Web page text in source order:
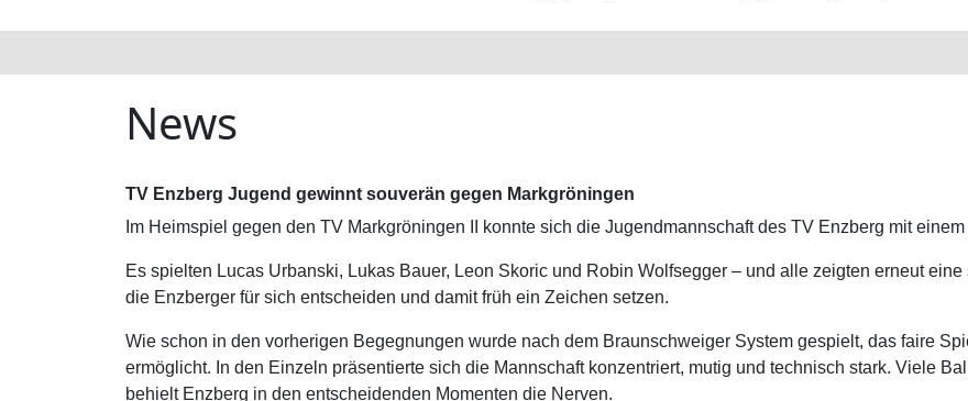
News
TV Enzberg Jugend gewinnt souverän gegen Markgröningen
Im Heimspiel gegen den TV Markgröningen II konnte sich die Jugendmannschaft des TV Enzberg mit
Es spielten Lucas Urbanski, Lukas Bauer, Leon Skoric und Robin Wolfsegger – und alle zeigten erneut
die Enzberger für sich entscheiden und damit früh ein Zeichen setzen.
Wie schon in den vorherigen Begegnungen wurde nach dem Braunschweiger System gespielt, das faire
ermöglicht. In den Einzeln präsentierte sich die Mannschaft konzentriert, mutig und technisch stark. Viele
behielt Enzberg in den entscheidenden Momenten die Nerven.